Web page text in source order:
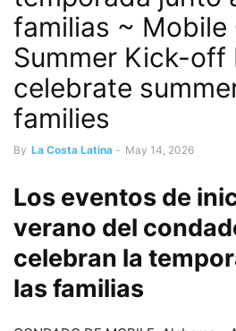
familias ~ Mobile
Summer Kick-off
celebrate
families
By La Costa Latina - May 14, 2026
Los eventos de
verano del
celebran la
las familias